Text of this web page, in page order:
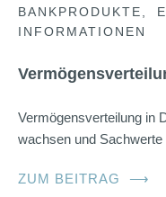
BANKPRODUKTE
INFORMATIONEN
Vermögensverteilung in
wachsen und
ZUM BEITRAG ⟶